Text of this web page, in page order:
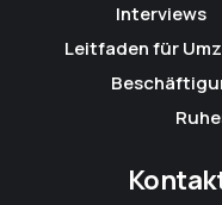
Interviews
Leitfaden für